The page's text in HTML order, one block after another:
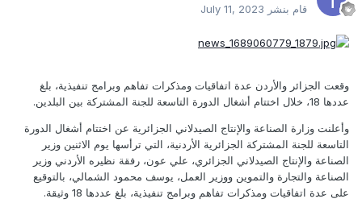
قام بنشر July 11, 2023
وقعت الجزائر والأردن عدة اتفاقيات ومذكرات تفاهم وبرامج تنفيذية، بلغ
عددها 18، خلال اختتام أشغال الدورة التاسعة للجنة المشتركة بين البلدين.
وأعلنت وزارة الصناعة والإنتاج الصيدلاني الجزائرية عن اختتام أشغال الدورة
التاسعة للجنة المشتركة الجزائرية الأردنية، التي ترأسها يوم الاثنين وزير
الصناعة والإنتاج الصيدلاني الجزائري، علي عون، رفقة نظيره الأردني وزير
الصناعة والتجارة والتموين ووزير العمل، يوسف محمود الشمالي، بالتوقيع
على عدة اتفاقيات ومذكرات تفاهم وبرامج تنفيذية، بلغ عددها 18 وثيقة.